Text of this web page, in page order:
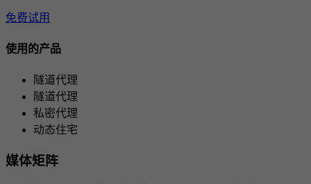
免费试用
使用的产品
隧道代理
隧道代理
私密代理
动态住宅
媒体矩阵